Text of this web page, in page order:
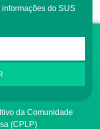
do SUS
(CPLP)